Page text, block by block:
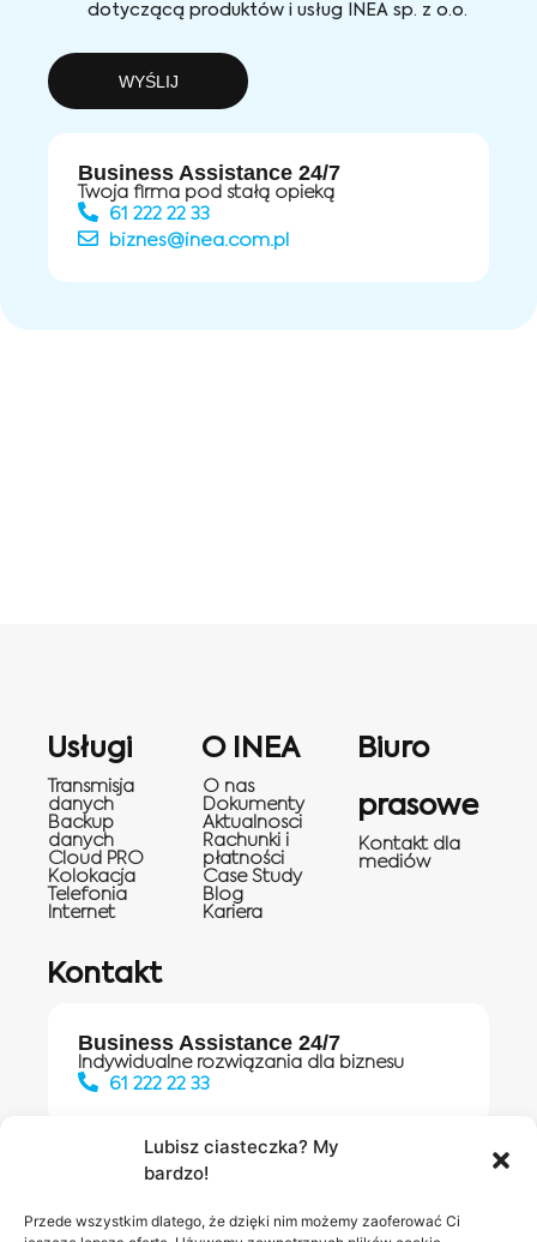
Lubisz ciasteczka? My
bardzo!
Przede wszystkim dlatego, że dzięki nim możemy zaoferować Ci
dotyczącą produktów i usług INEA sp. z o.o.
WYŚLIJ
Business Assistance 24/7
Twoja firma pod stałą opieką
61 222 22 33
biznes@inea.com.pl
Usługi
Transmisja
danych
Backup
danych
Cloud PRO
Kolokacja
Telefonia
Internet
O INEA
O nas
Dokumenty
Aktualnosci
Rachunki i
płatności
Case Study
Blog
Kariera
Biuro
prasowe
Kontakt dla
mediów
Kontakt
Business Assistance 24/7
Indywidualne rozwiązania dla biznesu
61 222 22 33
Działania digitalowe: